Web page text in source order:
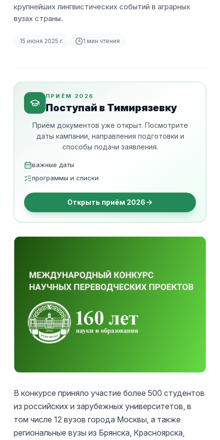
крупнейших лингвистических событий в аграрных
вузах страны.
15 июня 2025 г. 1 мин чтения
ПРИЁМ 2026
Поступай в Тимирязевку
Приём документов уже открыт. Посмотрите
даты кампании, направления подготовки и
способы подачи заявления.
важные даты
программы и списки
Открыть приём 2026
В конкурсе приняло участие более 500 студентов
из российских и зарубежных университетов, в
том числе 12 вузов города Москвы, а также
региональные вузы из Брянска, Красноярска,